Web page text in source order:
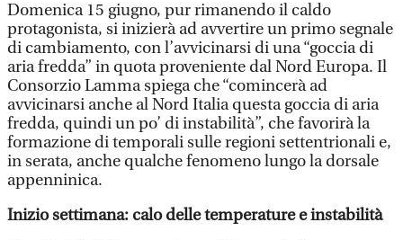
Domenica 15 giugno, pur rimanendo il caldo
protagonista, si inizierà ad avvertire un primo segnale
di cambiamento, con l’avvicinarsi di una “goccia di
aria fredda” in quota proveniente dal Nord Europa. Il
Consorzio Lamma spiega che “comincerà ad
avvicinarsi anche al Nord Italia questa goccia di aria
fredda, quindi un po’ di instabilità”, che favorirà la
formazione di temporali sulle regioni settentrionali e,
in serata, anche qualche fenomeno lungo la dorsale
appenninica.
Inizio settimana: calo delle temperature e instabilità